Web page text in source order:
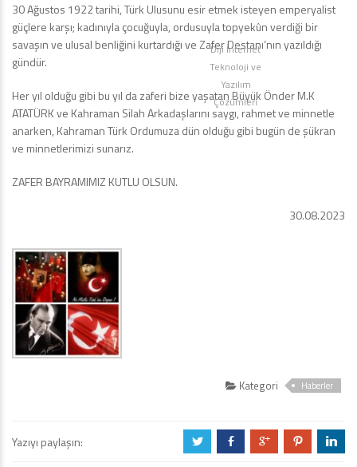
30 Ağustos 1922 tarihi, Türk Ulusunu esir etmek isteyen emperyalist
güçlere karşı; kadınıyla çocuğuyla, ordusuyla topyekûn verdiği bir
savaşın ve ulusal benliğini kurtardığı ve Zafer Destanı’nın yazıldığı
gündür.
Her yıl olduğu gibi bu yıl da zaferi bize yaşatan Büyük Önder M.K
ATATÜRK ve Kahraman Silah Arkadaşlarını saygı, rahmet ve minnetle
anarken, Kahraman Türk Ordumuza dün olduğu gibi bugün de şükran
ve minnetlerimizi sunarız.
ZAFER BAYRAMIMIZ KUTLU OLSUN.
30.08.2023
Kategori Haberler
Yazıyı paylaşın: a b c d j
Diji İnternet
Teknoloji ve
Yazılım
Çözümleri